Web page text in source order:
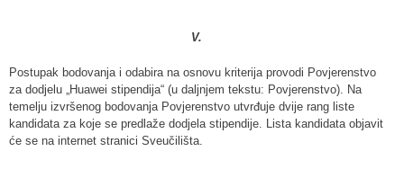
V.
Postupak bodovanja i odabira na osnovu kriterija provodi Povjerenstvo
za dodjelu „Huawei stipendija“ (u daljnjem tekstu: Povjerenstvo). Na
temelju izvršenog bodovanja Povjerenstvo utvrđuje dvije rang liste
kandidata za koje se predlaže dodjela stipendije. Lista kandidata objavit
će se na internet stranici Sveučilišta.